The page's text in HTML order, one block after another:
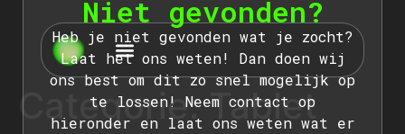
Categorie:Tablet
Niet gevonden?
Heb je niet gevonden wat je zocht?
Laat het ons weten! Dan doen wij
ons best om dit zo snel mogelijk op
te lossen! Neem contact op
hieronder en laat ons weten wat er